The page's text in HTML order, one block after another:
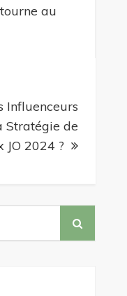
au
Influenceurs
Stratégie de
2024 ?